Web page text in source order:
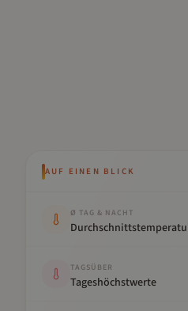
AUF EINEN BLICK
Ø TAG & NACHT
TAGSÜBER
Tageshöchstwerte